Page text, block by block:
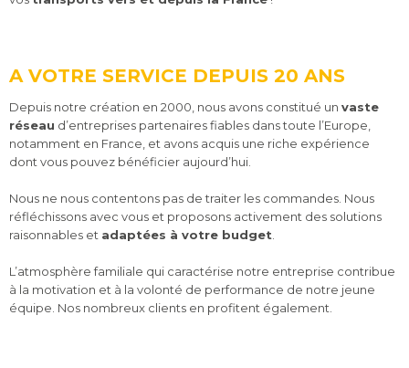
A VOTRE SERVICE DEPUIS 20 ANS
Depuis notre création en 2000, nous avons constitué un vaste
réseau d’entreprises partenaires fiables dans toute l’Europe,
notamment en France, et avons acquis une riche expérience
dont vous pouvez bénéficier aujourd’hui.
Nous ne nous contentons pas de traiter les commandes. Nous
réfléchissons avec vous et proposons activement des solutions
raisonnables et adaptées à votre budget
L’atmosphère familiale qui caractérise notre entreprise contribue
à la motivation et à la volonté de performance de notre jeune
équipe. Nos nombreux clients en profitent également.